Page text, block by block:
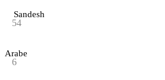
Sandesh
54
Arabe
6